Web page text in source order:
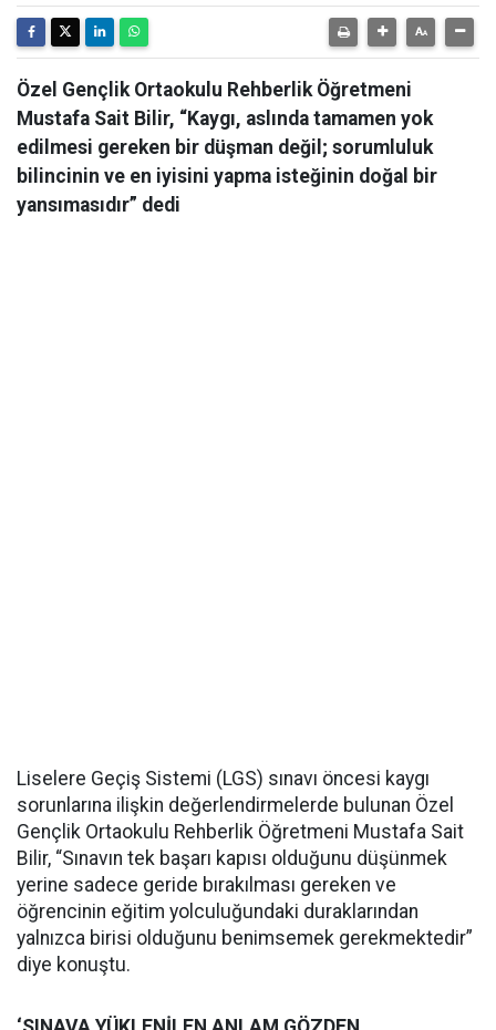
Özel Gençlik Ortaokulu Rehberlik Öğretmeni
Mustafa Sait Bilir, “Kaygı, aslında tamamen yok
edilmesi gereken bir düşman değil; sorumluluk
bilincinin ve en iyisini yapma isteğinin doğal bir
yansımasıdır” dedi
Liselere Geçiş Sistemi (LGS) sınavı öncesi kaygı
sorunlarına ilişkin değerlendirmelerde bulunan Özel
Gençlik Ortaokulu Rehberlik Öğretmeni Mustafa Sait
Bilir, “Sınavın tek başarı kapısı olduğunu düşünmek
yerine sadece geride bırakılması gereken ve
öğrencinin eğitim yolculuğundaki duraklarından
yalnızca birisi olduğunu benimsemek gerekmektedir”
diye konuştu.